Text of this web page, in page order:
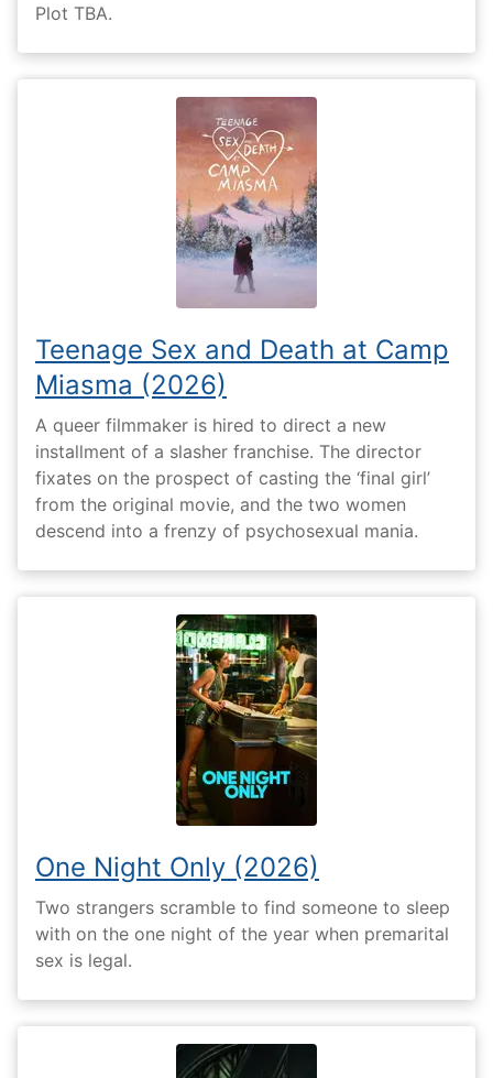
Plot TBA.
Teenage Sex and Death at Camp
Miasma (2026)
A queer filmmaker is hired to direct a new
installment of a slasher franchise. The director
fixates on the prospect of casting the ‘final girl’
from the original movie, and the two women
descend into a frenzy of psychosexual mania.
One Night Only (2026)
Two strangers scramble to find someone to sleep
with on the one night of the year when premarital
sex is legal.